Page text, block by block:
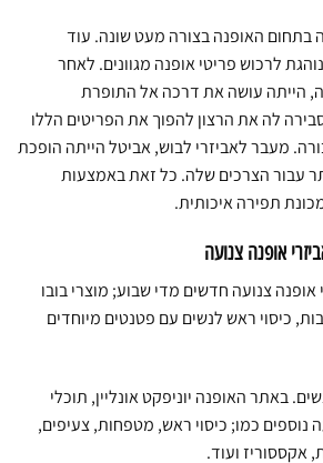
האופנה בצורה מעט שונה. עוד
לרכוש פריטי אופנה מגוונים. לאחר
הייתה עושה את דרכה אל התופרת
לה את הרצון להפוך את הפריטים הללו
מעבר לאביזרי לבוש, אביטל הייתה הופכת
עבור הצרכים שלה. כל זאת באמצעות
תפירה איכותית.
אופנה צנועה
אופנה צנועה חדשים מדי שבוע; מוצרי בובו
כיסוי ראש לנשים עם פטנטים מיוחדים
באתר האופנה יוניפקט אונליין, תוכלי
נוספים כמו; כיסוי ראש, מטפחות, צעיפים,
אקססוריז ועוד.